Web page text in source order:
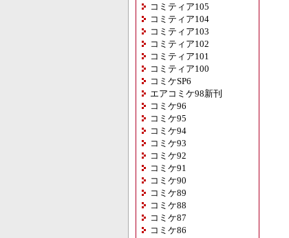
コミティア105
コミティア104
コミティア103
コミティア102
コミティア101
コミティア100
コミケSP6
エアコミケ98新刊
コミケ96
コミケ95
コミケ94
コミケ93
コミケ92
コミケ91
コミケ90
コミケ89
コミケ88
コミケ87
コミケ86